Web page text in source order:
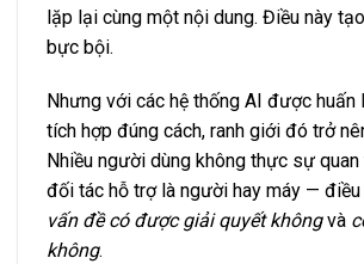
lặp lại cùng một nội dung. Điều này
bực bội.
Nhưng với các hệ thống AI được huấn
tích hợp đúng cách, ranh giới đó trở
Nhiều người dùng không thực sự
đối tác hỗ trợ là người hay máy — điều
vấn đề có được giải quyết khôngvà
không.